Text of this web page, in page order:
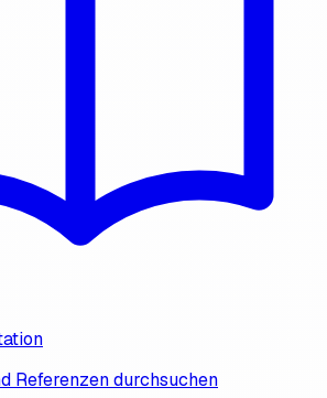
Referenzen durchsuchen